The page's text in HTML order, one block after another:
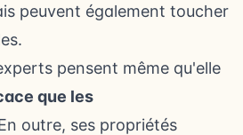
peuvent également toucher
pensent même qu'elle
que les
outre, ses propriétés